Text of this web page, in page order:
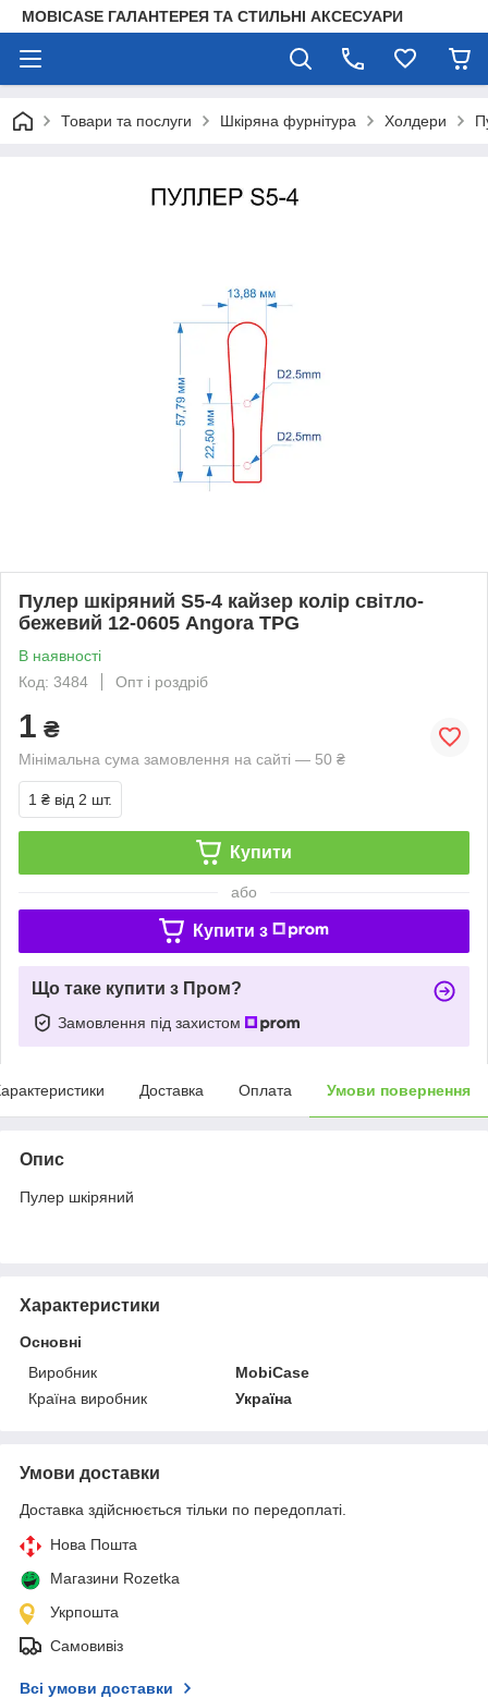
MOBICASE ГАЛАНТЕРЕЯ ТА СТИЛЬНІ АКСЕСУАРИ
Товари та послуги Шкіряна фурнітура Холдери
Пулер шкіряний S5-4 кайзер колір світло-
бежевий 12-0605 Angora TPG
В наявності
Код: 3484
Опт і роздріб
1 ₴
Мінімальна сума замовлення на сайті — 50 ₴
1 ₴ від 2 шт.
Купити
або
Купити з
Що таке купити з Пром?
Замовлення під захистом
Доставка Оплата Умови повернення
Опис
Пулер шкіряний
Характеристики
Основні
Виробник
MobiCase
Країна виробник
Україна
Умови доставки
Доставка здійснюється тільки по передоплаті.
Нова Пошта
Магазини Rozetka
Укрпошта
Самовивіз
Всі умови доставки